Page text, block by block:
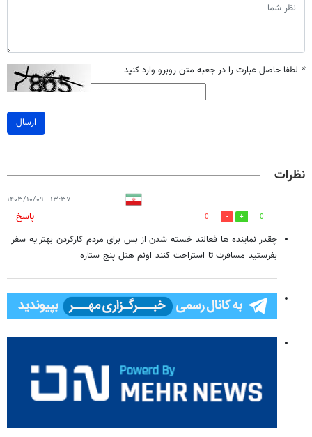
* لطفا حاصل عبارت را در جعبه متن روبرو وارد کنید
ارسال
نظرات
۱۳:۳۷ - ۱۴۰۳/۱۰/۰۹
0
0
پاسخ
چقدر نماینده ها فعالند خسته شدن از بس برای مردم کارکردن بهتر یه سفر
بفرستید مسافرت تا استراحت کنند اونم هتل پنج ستاره